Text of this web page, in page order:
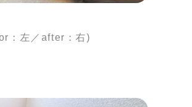
：左／after：右)